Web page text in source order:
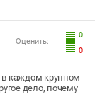
0
0
Оценить:
в каждом крупном
дело, почему